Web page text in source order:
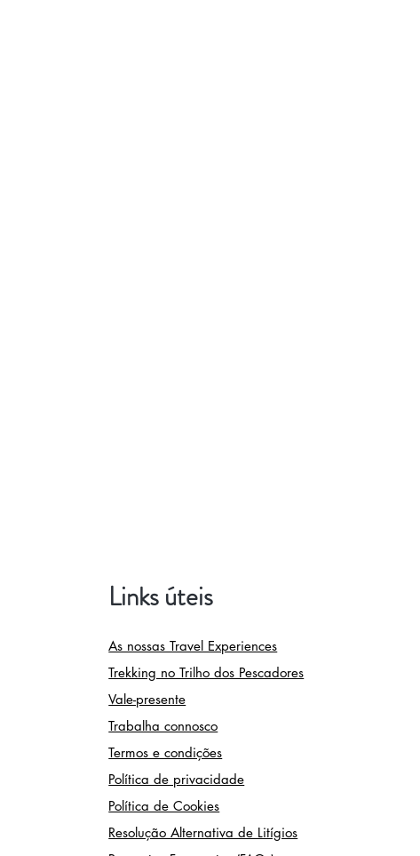
Links úteis
As nossas Travel Experiences
Trekking no Trilho dos Pescadores
Vale-presente
Trabalha connosco
Termos e condições
Política de privacidade
Política de Cookies
Resolução Alternativa de Litígios